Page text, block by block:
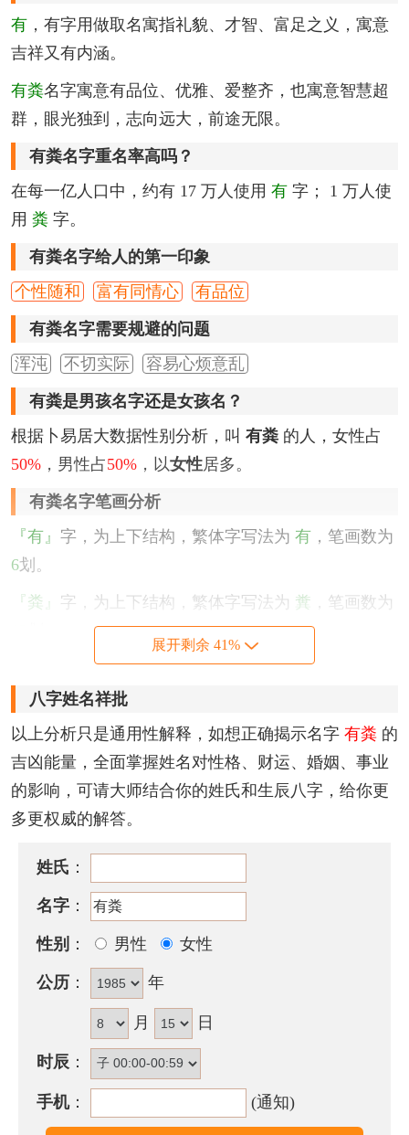
有 ，有字用做取名寓指礼貌、才智、富足之义，寓意
吉祥又有内涵。
有粪名字寓意有品位、优雅、爱整齐，也寓意智慧超
群，眼光独到，志向远大，前途无限。
有粪名字重名率高吗？
在每一亿人口中，约有 17 万人使用 有 字； 1 万人使
用 粪 字。
有粪名字给人的第一印象
个性随和
富有同情心 有品位
有粪名字需要规避的问题
浑沌
不切实际 容易心烦意乱
有粪是男孩名字还是女孩名？
根据卜易居大数据性别分析，叫 有粪 的人，女性占
50% ，男性占50% ，以女性居多。
有粪名字笔画分析
『有』 字，为上下结构，繁体字写法为 有 ，笔画数为
6划。
『粪』 字，为上下结构，繁体字写法为 糞 ，笔画数为
该名字的五格笔画搭配为：6-12，五格大吉。
有粪名字性格印象
为人慷慨好面子，心理善良，外柔内刚，努力奋斗，
快人快语且有自大之象，博学而不能专精于一艺，善
于安排人生乐趣。婚后倾于风流。
· 阴岸东流水，上
荣。
——《经端溪峡中》
辱。
——《洗竹》
· 因极还应 有甚通，难将 粪
——《宝剑》
有粪名字五行属性
展开剩余 41%
八字姓名祥批
以上分析只是通用性解释，如想正确揭示名字 有粪 的
吉凶能量，全面掌握姓名对性格、财运、婚姻、事业
的影响，可请大师结合你的姓氏和生辰八字，给你更
多更权威的解答。
姓氏 ：
名字 ：
性别 ： 男性 女性
公历 ： 年
月 日
时辰 ：
手机： (通知)